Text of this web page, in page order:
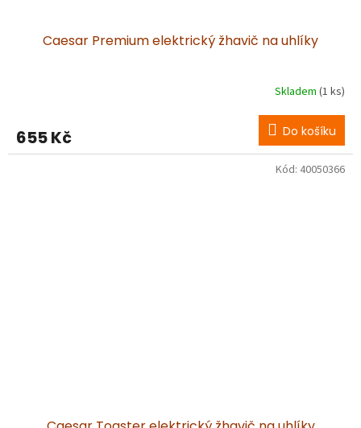
Caesar Premium elektrický žhavič na uhlíky
Skladem (1 ks)
655 Kč Do košíku
Kód: 40050366